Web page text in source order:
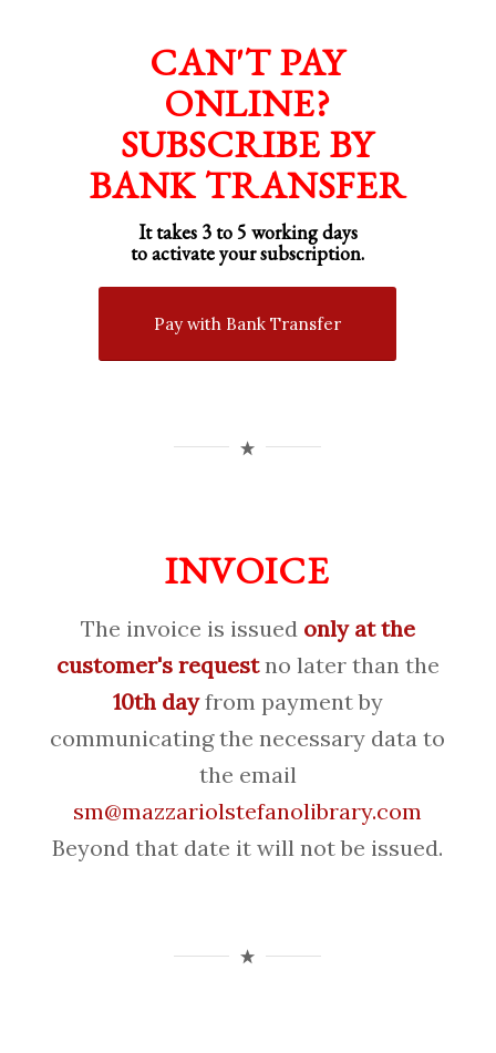
CAN'T PAY
ONLINE?
SUBSCRIBE BY
BANK TRANSFER
It takes 3 to 5 working days
to activate your subscription.
Pay with Bank Transfer
INVOICE
The invoice is issued only at the
customer's requestno later than the
10th dayfrom payment by
communicating the necessary data to
the email
sm@mazzariolstefanolibrary.com
Beyond that date it will not be issued.